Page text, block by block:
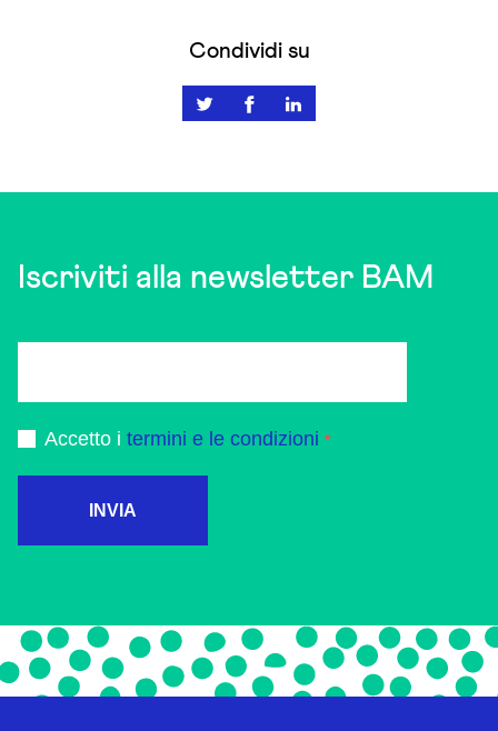
Condividi su
Iscriviti alla newsletter BAM
Accetto i termini e le condizioni
INVIA